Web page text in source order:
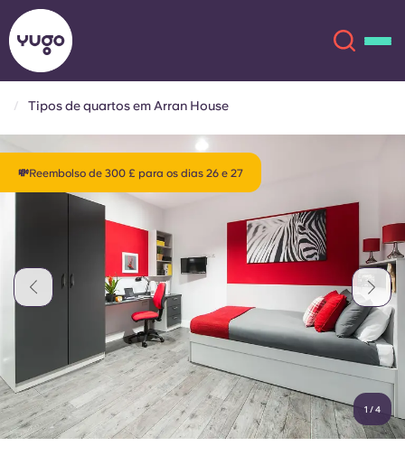
Localizações
Conta Língua
English (GB)
Selecione um país
Reservar agora
English (US)
Chinese Español
Català Deutsch
Italian French
Portuguese
Tipos de quartos em Arran House
💸Reembolso de 300 £ para os dias 26 e 27
1 /4